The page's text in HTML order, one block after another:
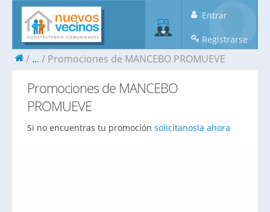
Entrar
Registrarse
... Promociones de MANCEBO PROMUEVE
Promociones de MANCEBO
PROMUEVE
Si no encuentras tu promoción solicítanosla ahora